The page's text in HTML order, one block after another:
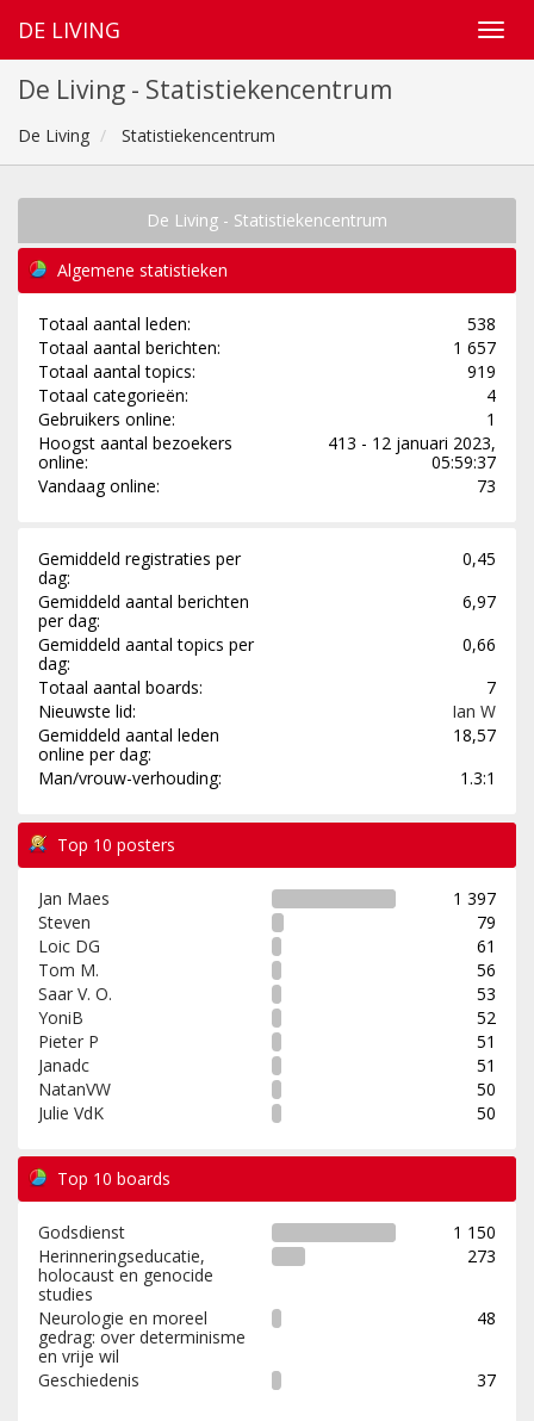
DE LIVING
De Living - Statistiekencentrum
De Living Statistiekencentrum
De Living - Statistiekencentrum
Algemene statistieken
Totaal aantal leden:
538
Totaal aantal berichten:
1 657
Totaal aantal topics:
919
Totaal categorieën:
4
Gebruikers online:
1
Hoogst aantal bezoekers
online:
413 - 12 januari 2023,
05:59:37
Vandaag online:
73
Gemiddeld registraties per
dag:
0,45
Gemiddeld aantal berichten
per dag:
6,97
Gemiddeld aantal topics per
dag:
0,66
Totaal aantal boards:
7
Nieuwste lid:
Ian W
Gemiddeld aantal leden
online per dag:
18,57
Man/vrouw-verhouding:
1.3:1
Top 10 posters
Jan Maes
1 397
Steven
79
Loic DG
61
Tom M.
56
Saar V. O.
53
YoniB
52
Pieter P
51
Janadc
51
NatanVW
50
Julie VdK
50
Top 10 boards
Godsdienst
1 150
Herinneringseducatie,
holocaust en genocide
studies
273
Neurologie en moreel
gedrag: over determinisme
en vrije wil
48
Geschiedenis 37